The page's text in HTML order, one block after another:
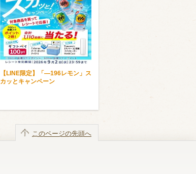
【LINE限定】「―196レモン」ス
カッとキャンペーン
このページの先頭へ